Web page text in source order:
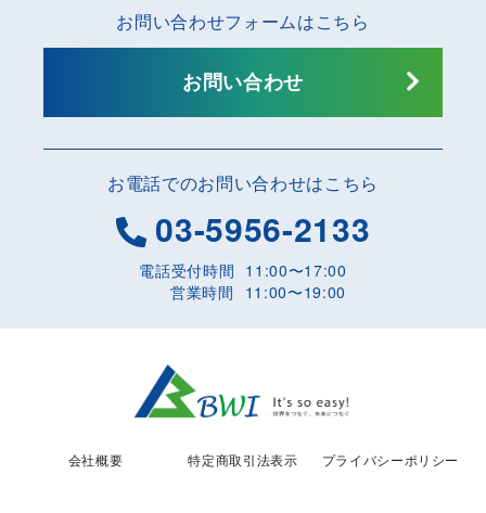
お電話でのお問い合わせはこちら
03-5956-2133
電話受付時間 11:00〜17:00
営業時間
11:00〜19:00
お問い合わせフォームはこちら
お問い合わせ
会社概要 特定商取引法表示 プライバシーポリシー